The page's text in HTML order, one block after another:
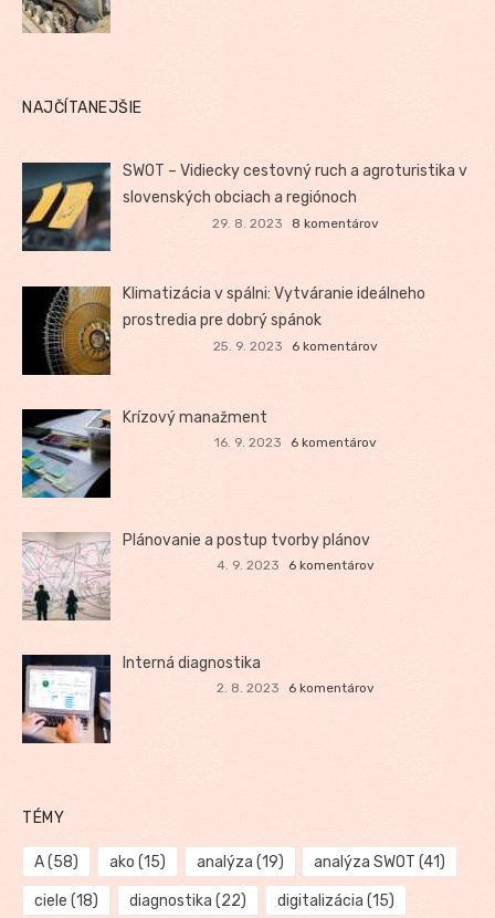
NAJČÍTANEJŠIE
SWOT – Vidiecky cestovný ruch a agroturistika v
slovenských obciach a regiónoch
29. 8. 2023 8 komentárov
Klimatizácia v spálni: Vytváranie ideálneho
prostredia pre dobrý spánok
25. 9. 2023 6 komentárov
Krízový manažment
16. 9. 2023 6 komentárov
Plánovanie a postup tvorby plánov
4. 9. 2023 6 komentárov
Interná diagnostika
2. 8. 2023 6 komentárov
TÉMY
A(58) ako (15) analýza (19) analýza SWOT (41)
ciele (18) diagnostika (22) digitalizácia (15)